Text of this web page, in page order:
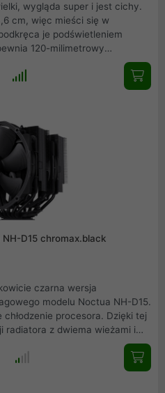
wygląda super i jest cichy.
cm, więc mieści się w
je podświetleniem
120-milimetrowy
pakietem możesz
RAM, a dzięki instrukcji
D15 chromax.black
czarna wersja
modelu Noctua NH-D15.
procesora. Dzięki tej
radiatora z dwiema wieżami i
chromax.black, pozostaje on
polegającą na rywalizacji z
typu AIO, przy jednoczesnym